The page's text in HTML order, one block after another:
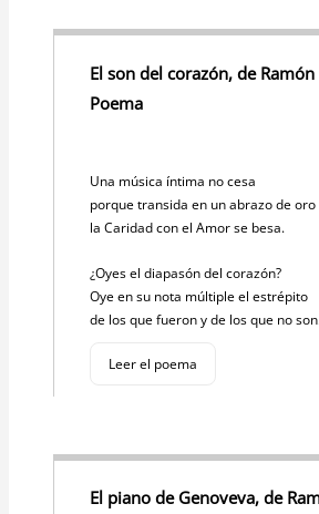
El son del corazón, de
Poema
Una música íntima no cesa
porque transida en un abrazo de oro
la Caridad con el Amor se besa.
¿Oyes el diapasón del corazón?
Oye en su nota múltiple el estrépito
de los que fueron y de los que no
Leer el poema
El piano de Genoveva, de